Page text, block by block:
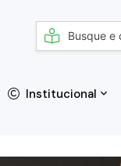
Institucional